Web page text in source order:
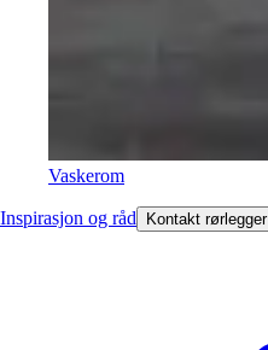
Vaskerom
Inspirasjon og råd Kontakt rørlegger